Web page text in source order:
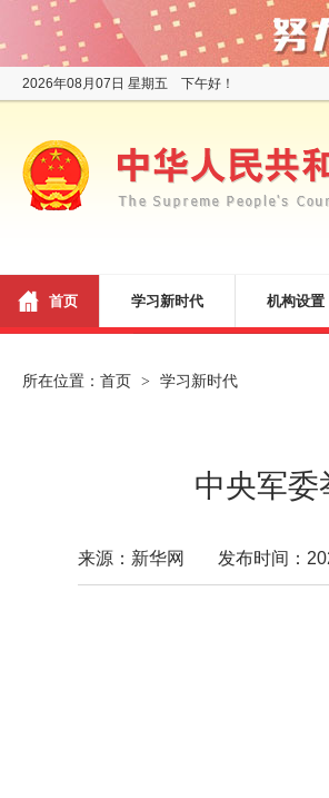
2026年08月07日 星期五 下午好！
首页 学习新时代 机构设置
所在位置： 首页 > 学习新时代
中央军委
来源：新华网 发布时间：